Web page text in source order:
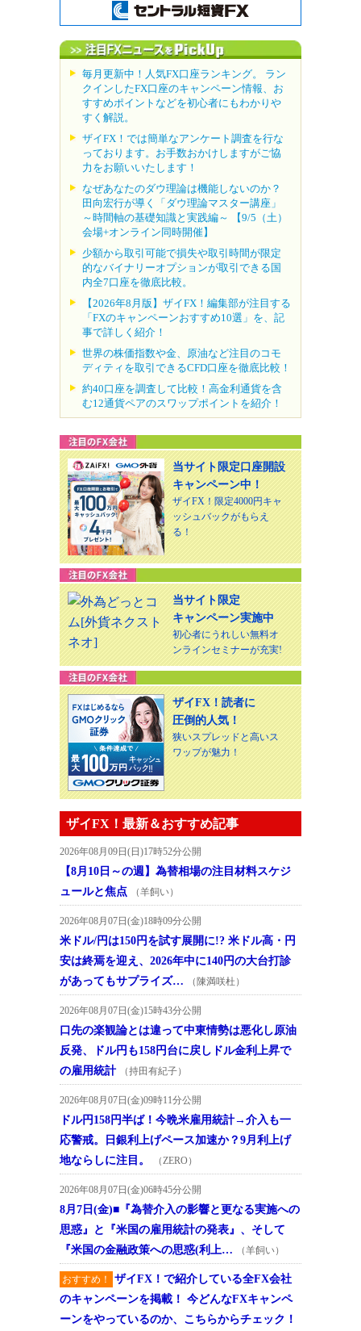
毎月更新中！人気FX口座ランキング。 ラン
クインしたFX口座のキャンペーン情報、お
すすめポイントなどを初心者にもわかりや
すく解説。
ザイFX！では簡単なアンケート調査を行な
っております。お手数おかけしますがご協
力をお願いいたします！
なぜあなたのダウ理論は機能しないのか？
田向宏行が導く「ダウ理論マスター講座」
～時間軸の基礎知識と実践編～ 【9/5（土）
会場+オンライン同時開催】
少額から取引可能で損失や取引時間が限定
的なバイナリーオプションが取引できる国
内全7口座を徹底比較。
【2026年8月版】ザイFX！編集部が注目する
「FXのキャンペーンおすすめ10選」を、記
事で詳しく紹介！
世界の株価指数や金、原油など注目のコモ
ディティを取引できるCFD口座を徹底比較！
約40口座を調査して比較！高金利通貨を含
む12通貨ペアのスワップポイントを紹介！
当サイト限定口座開設
キャンペーン中！
ザイFX！限定4000円キャ
ッシュバックがもらえ
る！
当サイト限定
キャンペーン実施中
初心者にうれしい無料オ
ンラインセミナーが充実!
ザイFX！読者に
圧倒的人気！
狭いスプレッドと高いス
ワップが魅力！
ザイFX！最新＆おすすめ記事
2026年08月09日(日)17時52分公開
【8月10日～の週】為替相場の注目材料スケジ
ュールと焦点
（羊飼い）
2026年08月07日(金)18時09分公開
米ドル/円は150円を試す展開に!? 米ドル高・円
安は終焉を迎え、2026年中に140円の大台打診
があってもサプライズ…
（陳満咲杜）
2026年08月07日(金)15時43分公開
口先の楽観論とは違って中東情勢は悪化し原油
反発、ドル円も158円台に戻しドル金利上昇で
の雇用統計
（持田有紀子）
2026年08月07日(金)09時11分公開
ドル円158円半ば！今晩米雇用統計→介入も一
応警戒。日銀利上げペース加速か？9月利上げ
地ならしに注目。
（ZERO）
2026年08月07日(金)06時45分公開
8月7日(金)■『為替介入の影響と更なる実施への
思惑』と『米国の雇用統計の発表』、そして
『米国の金融政策への思惑(利上…
（羊飼い）
おすすめ！
ザイFX！で紹介している全FX会社
のキャンペーンを掲載！ 今どんなFXキャンペ
ーンをやっているのか、こちらからチェック！